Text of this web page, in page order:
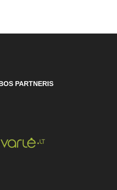
PARTNERIS